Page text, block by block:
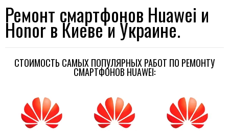
Ремонт смартфонов Huawei и
Honor в Киеве и Украине.
СТОИМОСТЬ САМЫХ ПОПУЛЯРНЫХ РАБОТ ПО РЕМОНТУ
СМАРТФОНОВ HUAWEI: